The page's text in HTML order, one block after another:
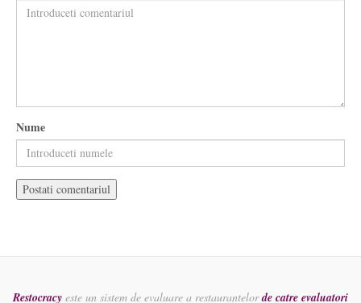
Nume
Restocracy este un sistem de evaluare a restaurantelorde catre evaluatori